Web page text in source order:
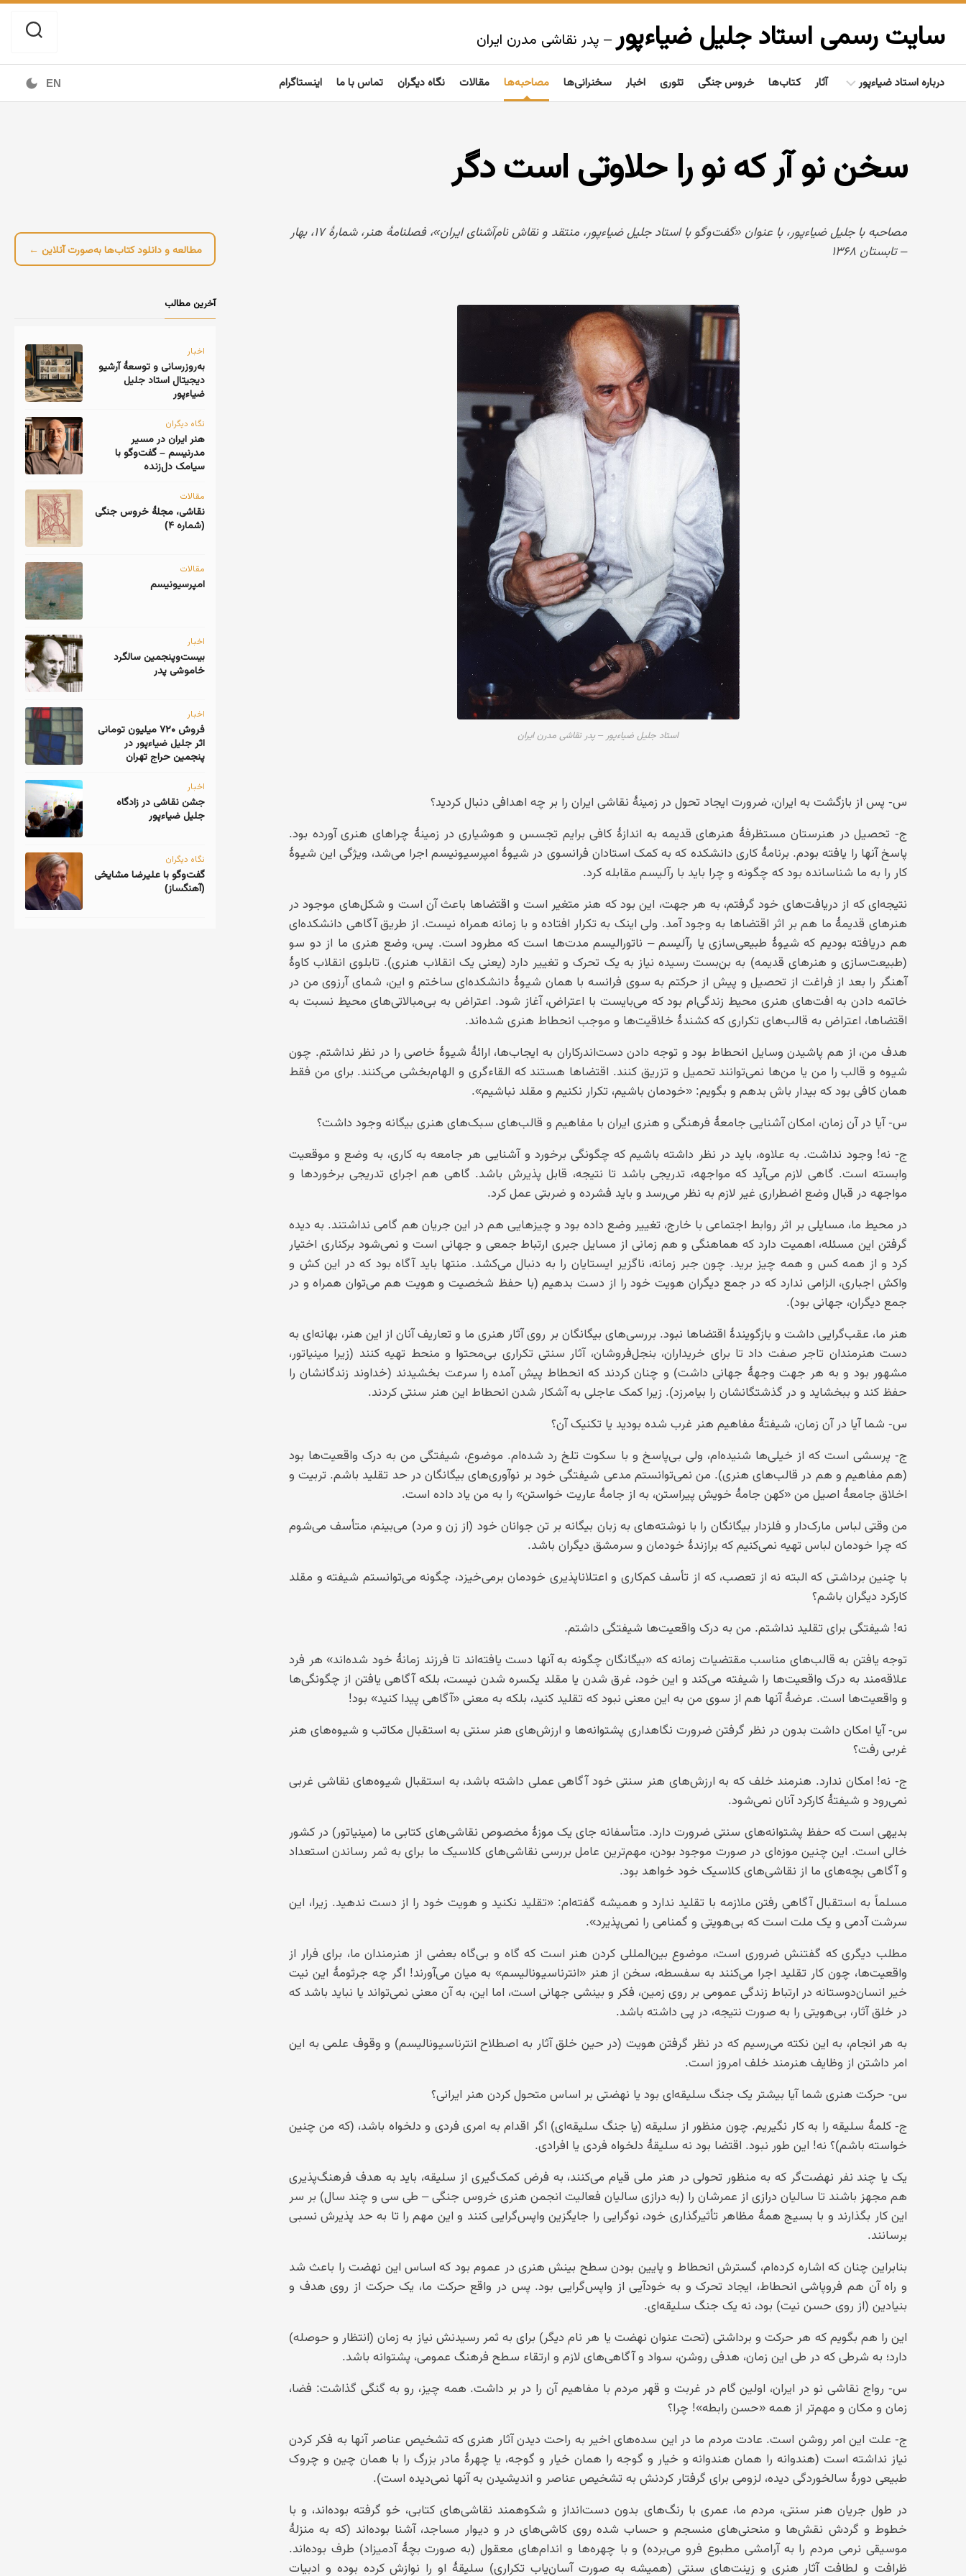
Skip
contentسایت رسمی استاد جلیل ضیاءپور – پدر نقاشی مدرن ایران
درباره استاد ضیاءپور
فعالیت‌ها
آثار کتاب‌ها خروس جنگی تئوری اخبار سخنرانی‌ها مصاحبه‌ها مقالات نگاه دیگران تماس با ما اینستاگرام EN
سخن نو آر که نو را حلاوتی است دگر
مصاحبه با جلیل ضیاءپور، با عنوان «گفت‌وگو با استاد جلیل ضیاءپور، منتقد و نقاش نام‌آشنای ایران»، فصلنامهٔ هنر، شمارهٔ ۱۷، بهار
– تابستان ۱۳۶۸
استاد جلیل ضیاءپور – پدر نقاشی مدرن ایران
س- پس از بازگشت به ایران، ضرورت ایجاد تحول در زمینهٔ نقاشی ایران را بر چه اهدافی دنبال کردید؟
ج- تحصیل در هنرستان مستظرفهٔ هنرهای قدیمه به اندازهٔ کافی برایم تجسس و هوشیاری در زمینهٔ چراهای هنری آورده بود.
پاسخ آنها را یافته بودم. برنامهٔ کاری دانشکده که به کمک استادان فرانسوی در شیوهٔ امپرسیونیسم اجرا می‌شد، ویژگی این شیوهٔ
کار را به ما شناسانده بود که چگونه و چرا باید با رآلیسم مقابله کرد.
نتیجه‌ای که از دریافت‌های خود گرفتم، به هر جهت، این بود که هنر متغیر است و اقتضاها باعث آن است و شکل‌های موجود در
هنرهای قدیمهٔ ما هم بر اثر اقتضاها به وجود آمد. ولی اینک به تکرار افتاده و با زمانه همراه نیست. از طریق آگاهی دانشکده‌ای
هم دریافته بودیم که شیوهٔ طبیعی‌سازی یا رآلیسم – ناتورالیسم مدت‌ها است که مطرود است. پس، وضع هنری ما از دو سو
(طبیعت‌سازی و هنرهای قدیمه) به بن‌بست رسیده نیاز به یک تحرک و تغییر دارد (یعنی یک انقلاب هنری). تابلوی انقلاب کاوهٔ
آهنگر را بعد از فراغت از تحصیل و پیش از حرکتم به سوی فرانسه با همان شیوهٔ دانشکده‌ای ساختم و این، شمای آرزوی من در
خاتمه دادن به افت‌های هنری محیط زندگی‌ام بود که می‌بایست با اعتراض، آغاز شود. اعتراض به بی‌مبالاتی‌های محیط نسبت به
اقتضاها، اعتراض به قالب‌های تکراری که کشندهٔ خلاقیت‌ها و موجب انحطاط هنری شده‌اند.
هدف من، از هم پاشیدن وسایل انحطاط بود و توجه دادن دست‌اندرکاران به ایجاب‌ها، ارائهٔ شیوهٔ خاصی را در نظر نداشتم. چون
شیوه و قالب را من یا من‌ها نمی‌توانند تحمیل و تزریق کنند. اقتضاها هستند که القاءگری و الهام‌بخشی می‌کنند. برای من فقط
همان کافی بود که بیدار باش بدهم و بگویم: «خودمان باشیم، تکرار نکنیم و مقلد نباشیم».
س- آیا در آن زمان، امکان آشنایی جامعهٔ فرهنگی و هنری ایران با مفاهیم و قالب‌های سبک‌های هنری بیگانه وجود داشت؟
ج- نه! وجود نداشت. به علاوه، باید در نظر داشته باشیم که چگونگی برخورد و آشنایی هر جامعه به کاری، به وضع و موقعیت
وابسته است. گاهی لازم می‌آید که مواجهه، تدریجی باشد تا نتیجه، قابل پذیرش باشد. گاهی هم اجرای تدریجی برخوردها و
مواجهه در قبال وضع اضطراری غیر لازم به نظر می‌رسد و باید فشرده و ضربتی عمل کرد.
در محیط ما، مسایلی بر اثر روابط اجتماعی با خارج، تغییر وضع داده بود و چیزهایی هم در این جریان هم گامی نداشتند. به دیده
گرفتن این مسئله، اهمیت دارد که هماهنگی و هم زمانی از مسایل جبری ارتباط جمعی و جهانی است و نمی‌شود برکناری اختیار
کرد و از همه کس و همه چیز برید. چون جبر زمانه، ناگزیر ایستایان را به دنبال می‌کشد. منتها باید آگاه بود که در این کش و
واکش اجباری، الزامی ندارد که در جمع دیگران هویت خود را از دست بدهیم (با حفظ شخصیت و هویت هم می‌توان همراه و در
جمع دیگران، جهانی بود).
هنر ما، عقب‌گرایی داشت و بازگویندهٔ اقتضاها نبود. بررسی‌های بیگانگان بر روی آثار هنری ما و تعاریف آنان از این هنر، بهانه‌ای به
دست هنرمندان تاجر صفت داد تا برای خریداران، بنجل‌فروشان، آثار سنتی تکراری بی‌محتوا و منحط تهیه کنند (زیرا مینیاتور،
مشهور بود و به هر جهت وجههٔ جهانی داشت) و چنان کردند که انحطاط پیش آمده را سرعت بخشیدند (خداوند زندگانشان را
حفظ کند و ببخشاید و در گذشتگانشان را بیامرزد). زیرا کمک عاجلی به آشکار شدن انحطاط این هنر سنتی کردند.
س- شما آیا در آن زمان، شیفتهٔ مفاهیم هنر غرب شده بودید یا تکنیک آن؟
ج- پرسشی است که از خیلی‌ها شنیده‌ام، ولی بی‌پاسخ و با سکوت تلخ رد شده‌ام. موضوع، شیفتگی من به درک واقعیت‌ها بود
(هم مفاهیم و هم در قالب‌های هنری). من نمی‌توانستم مدعی شیفتگی خود بر نوآوری‌های بیگانگان در حد تقلید باشم. تربیت و
اخلاق جامعهٔ اصیل من «کهن جامهٔ خویش پیراستن، به از جامهٔ عاریت خواستن» را به من یاد داده است.
من وقتی لباس مارک‌دار و فلزدار بیگانگان را با نوشته‌های به زبان بیگانه بر تن جوانان خود (از زن و مرد) می‌بینم، متأسف می‌شوم
که چرا خودمان لباس تهیه نمی‌کنیم که برازندهٔ خودمان و سرمشق دیگران باشد.
با چنین برداشتی که البته نه از تعصب، که از تأسف کم‌کاری و اعتلاناپذیری خودمان برمی‌خیزد، چگونه می‌توانستم شیفته و مقلد
کارکرد دیگران باشم؟
نه! شیفتگی برای تقلید نداشتم. من به درک واقعیت‌ها شیفتگی داشتم.
توجه یافتن به قالب‌های مناسب مقتضیات زمانه که «بیگانگان چگونه به آنها دست یافته‌اند تا فرزند زمانهٔ خود شده‌اند» هر فرد
علاقه‌مند به درک واقعیت‌ها را شیفته می‌کند و این خود، غرق شدن یا مقلد یکسره شدن نیست، بلکه آگاهی یافتن از چگونگی‌ها
و واقعیت‌ها است. عرضهٔ آنها هم از سوی من به این معنی نبود که تقلید کنید، بلکه به معنی «آگاهی پیدا کنید» بود!
س- آیا امکان داشت بدون در نظر گرفتن ضرورت نگاهداری پشتوانه‌ها و ارزش‌های هنر سنتی به استقبال مکاتب و شیوه‌های هنر
غربی رفت؟
ج- نه! امکان ندارد. هنرمند خلف که به ارزش‌های هنر سنتی خود آگاهی عملی داشته باشد، به استقبال شیوه‌های نقاشی غربی
نمی‌رود و شیفتهٔ کارکرد آنان نمی‌شود.
بدیهی است که حفظ پشتوانه‌های سنتی ضرورت دارد. متأسفانه جای یک موزهٔ مخصوص نقاشی‌های کتابی ما (مینیاتور) در کشور
خالی است. این چنین موزه‌ای در صورت موجود بودن، مهم‌ترین عامل بررسی نقاشی‌های کلاسیک ما برای به ثمر رساندن استعداد
و آگاهی بچه‌های ما از نقاشی‌های کلاسیک خود خواهد بود.
مسلماً به استقبال آگاهی رفتن ملازمه با تقلید ندارد و همیشه گفته‌ام: «تقلید نکنید و هویت خود را از دست ندهید. زیرا، این
سرشت آدمی و یک ملت است که بی‌هویتی و گمنامی را نمی‌پذیرد».
مطلب دیگری که گفتنش ضروری است، موضوع بین‌المللی کردن هنر است که گاه و بی‌گاه بعضی از هنرمندان ما، برای فرار از
واقعیت‌ها، چون کار تقلید اجرا می‌کنند به سفسطه، سخن از هنر «انترناسیونالیسم» به میان می‌آورند! اگر چه جرثومهٔ این نیت
خیر انسان‌دوستانه در ارتباط زندگی عمومی بر روی زمین، فکر و بینشی جهانی است، اما این، به آن معنی نمی‌تواند یا نباید باشد که
در خلق آثار، بی‌هویتی را به صورت نتیجه، در پی داشته باشد.
به هر انجام، به این نکته می‌رسیم که در نظر گرفتن هویت (در حین خلق آثار به اصطلاح انترناسیونالیسم) و وقوف علمی به این
امر داشتن از وظایف هنرمند خلف امروز است.
س- حرکت هنری شما آیا بیشتر یک جنگ سلیقه‌ای بود یا نهضتی بر اساس متحول کردن هنر ایرانی؟
ج- کلمهٔ سلیقه را به کار نگیریم. چون منظور از سلیقه (یا جنگ سلیقه‌ای) اگر اقدام به امری فردی و دلخواه باشد، (که من چنین
خواسته باشم)؟ نه! این طور نبود. اقتضا بود نه سلیقهٔ دلخواه فردی یا افرادی.
یک یا چند نفر نهضت‌گر که به منظور تحولی در هنر ملی قیام می‌کنند، به فرض کمک‌گیری از سلیقه، باید به هدف فرهنگ‌پذیری
هم مجهز باشند تا سالیان درازی از عمرشان را (به درازی سالیان فعالیت انجمن هنری خروس جنگی – طی سی و چند سال) بر سر
این کار بگذارند و با بسیج همهٔ مظاهر تأثیرگذاری خود، نوگرایی را جایگزین واپس‌گرایی کنند و این مهم را تا به حد پذیرش نسبی
برسانند.
بنابراین چنان که اشاره کرده‌ام، گسترش انحطاط و پایین بودن سطح بینش هنری در عموم بود که اساس این نهضت را باعث شد
و راه آن هم فروپاشی انحطاط، ایجاد تحرک و به خودآیی از واپس‌گرایی بود. پس در واقع حرکت ما، یک حرکت از روی هدف و
بنیادین (از روی حسن نیت) بود، نه یک جنگ سلیقه‌ای.
این را هم بگویم که هر حرکت و برداشتی (تحت عنوان نهضت یا هر نام دیگر) برای به ثمر رسیدنش نیاز به زمان (انتظار و حوصله)
دارد؛ به شرطی که در طی این زمان، هدفی روشن، سواد و آگاهی‌های لازم و ارتقاء سطح فرهنگ عمومی، پشتوانه باشد.
س- رواج نقاشی نو در ایران، اولین گام در غربت و قهر مردم با مفاهیم آن را در بر داشت. همه چیز، رو به گنگی گذاشت: فضا،
زمان و مکان و مهم‌تر از همه «حسن رابطه»! چرا؟
ج- علت این امر روشن است. عادت مردم ما در این سده‌های اخیر به راحت دیدن آثار هنری که تشخیص عناصر آنها به فکر کردن
نیاز نداشته است (هندوانه را همان هندوانه و خیار و گوجه را همان خیار و گوجه، یا چهرهٔ مادر بزرگ را با همان چین و چروک
طبیعی دورهٔ سالخوردگی دیده، لزومی برای گرفتار کردنش به تشخیص عناصر و اندیشیدن به آنها نمی‌دیده است).
در طول جریان هنر سنتی، مردم ما، عمری با رنگ‌های بدون دست‌انداز و شکوهمند نقاشی‌های کتابی، خو گرفته بوده‌اند، و با
خطوط و گردش نقش‌ها و منحنی‌های منسجم و حساب شده روی کاشی‌های در و دیوار مساجد، آشنا بوده‌اند (که به منزلهٔ
موسیقی نرمی مردم را به آرامشی مطبوع فرو می‌برده) و با چهره‌ها و اندام‌های معقول (به صورت بچهٔ آدمیزاد) طرف بوده‌اند.
ظرافت و لطافت آثار هنری و زینت‌های سنتی (همیشه به صورت آسان‌یاب تکراری) سلیقهٔ او را نوازش کرده بوده و ادبیات
مطالعه و دانلود کتاب‌ها به‌صورت آنلاین ←
آخرین مطالب
اخبار
به‌روزرسانی و توسعهٔ آرشیو
دیجیتال استاد جلیل
ضیاءپور
نگاه دیگران
هنر ایران در مسیر
مدرنیسم – گفت‌وگو با
سیامک دل‌زنده
مقالات
نقاشی، مجلهٔ خروس جنگی
(شماره ۴)
مقالات
امپرسیونیسم
اخبار
‎بیست‌و‌پنجمین سالگرد
خاموشی پدر
اخبار
فروش ۷۲۰ میلیون تومانی
اثر جلیل ضیاءپور در
پنجمین حراج تهران
اخبار
جشن نقاشی در زادگاه
جلیل ضیاءپور
نگاه دیگران
گفت‌وگو با علیرضا مشایخی
(آهنگساز)